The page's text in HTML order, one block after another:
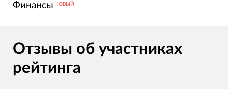
Финансы НОВЫЙ
Отзывы об участниках
рейтинга